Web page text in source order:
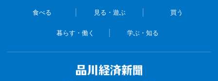
食べる 見る・遊ぶ 買う
暮らす・働く 学ぶ・知る